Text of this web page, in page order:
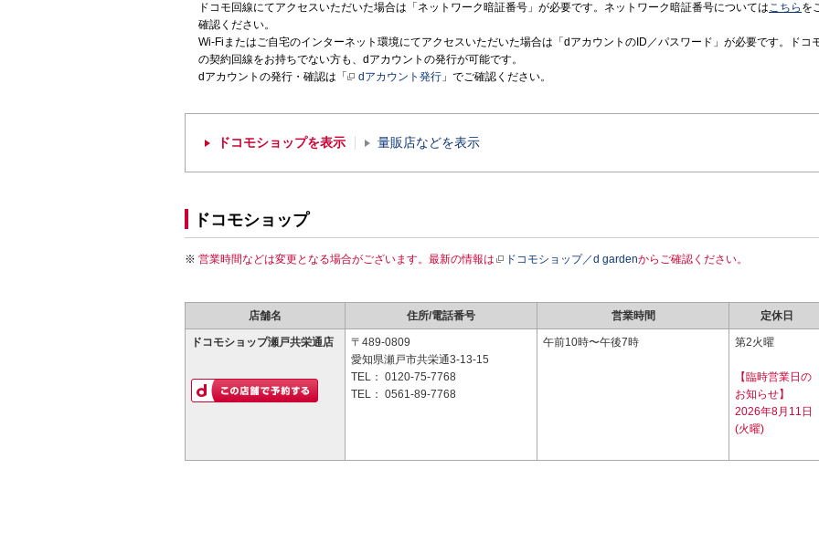
ドコモ回線にてアクセスいただいた場合は「ネットワーク暗証番号」が必要です。ネットワーク暗証番号についてはこちら を
確認ください。
Wi-Fiまたはご自宅のインターネット環境にてアクセスいただいた場合は「dアカウントのID／パスワード」が必要です。ドコ
の契約回線をお持ちでない方も、dアカウントの発行が可能です。
dアカウントの発行・確認は「
dアカウント発行 」でご確認ください。
ドコモショップを表示 量販店などを表示
ドコモショップ
営業時間などは変更となる場合がございます。最新の情報は ドコモショップ／d gardenからご確認ください。
店舗名 住所/電話番号 営業時間 定休日
ドコモショップ瀬戸共栄通店
〒489-0809
愛知県瀬戸市共栄通3-13-15
TEL： 0120-75-7768
TEL： 0561-89-7768
午前10時〜午後7時 第2火曜
【臨時営業日の
お知らせ】
2026年8月11日
(火曜)